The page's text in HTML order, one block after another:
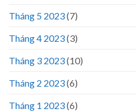
Tháng 5 2023(7)
Tháng 4 2023(3)
Tháng 3 2023(10)
Tháng 2 2023(6)
Tháng 1 2023(6)